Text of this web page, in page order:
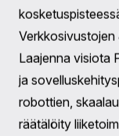
Tietoon
Tietoanalytiikka
ja
konsultit
saatuja
perustuvia